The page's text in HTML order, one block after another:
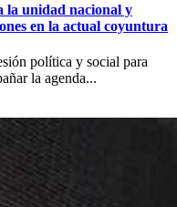
la unidad nacional y
en la actual coyuntura
política y social para
la agenda...